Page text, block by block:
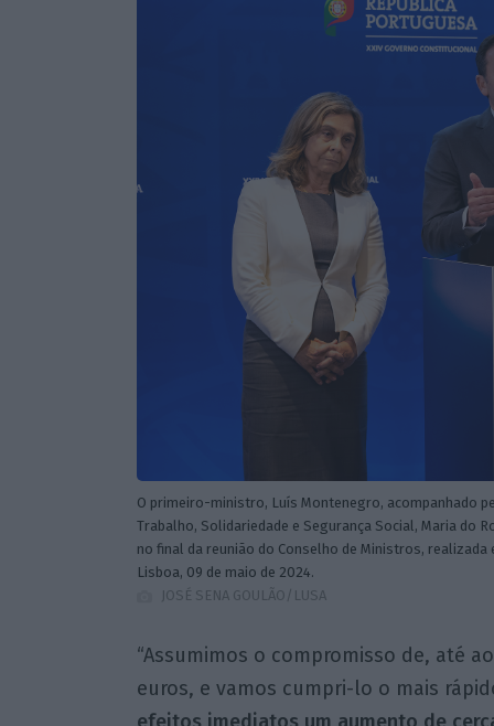
O primeiro-ministro, Luís Montenegro, acompanhado
Trabalho, Solidariedade e Segurança Social, Maria do
no final da reunião do Conselho de Ministros,
Lisboa, 09 de maio de 2024.
JOSÉ SENA GOULÃO/LUSA
“Assumimos o compromisso de, até
euros, e vamos cumpri-lo o mais